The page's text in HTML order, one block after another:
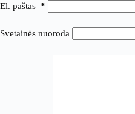
El. paštas *
Svetainės nuoroda